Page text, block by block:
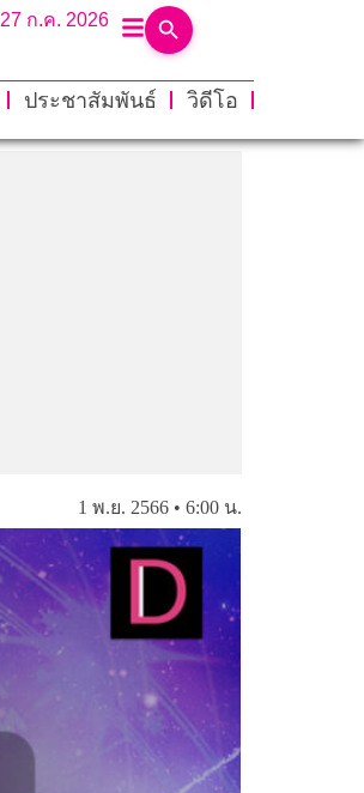
27 ก.ค. 2026
ประชาสัมพันธ์
วิดีโอ
1 พ.ย. 2566 • 6:00 น.